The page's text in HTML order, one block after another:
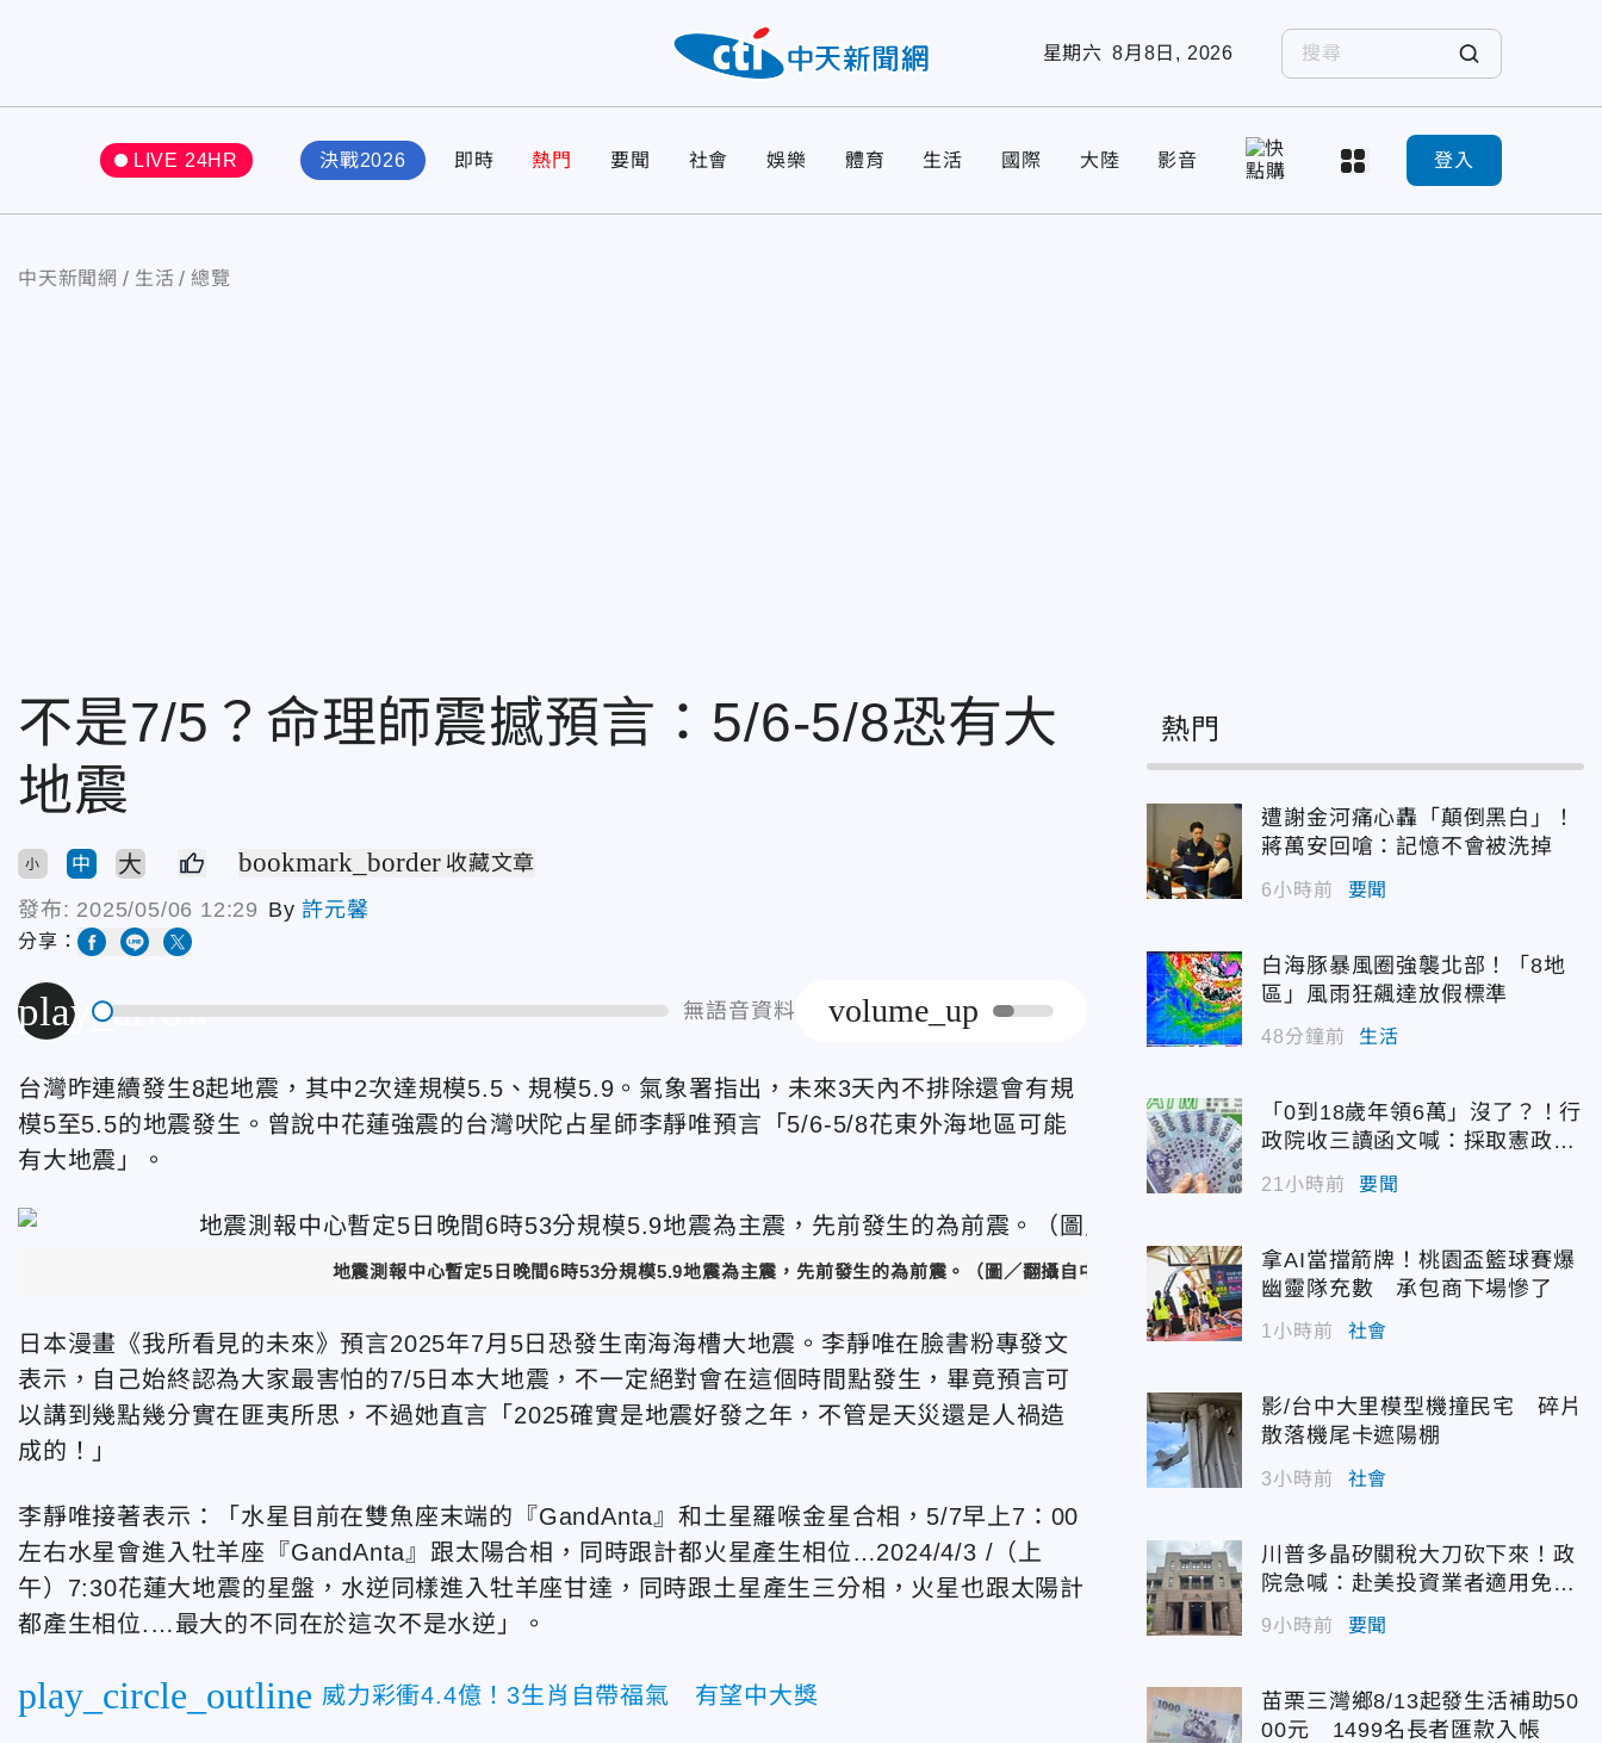
星期六 8月8日, 2026
LIVE 24HR 決戰2026 即時 熱門 要聞 社會 娛樂 體育 生活 國際 大陸 影音 登入
中天新聞網 生活 總覽
不是7/5？命理師震撼預言：5/6-5/8恐有大
地震
小 中 大 bookmark_border 收藏文章
發布: 2025/05/06 12:29 By許元馨
分享：
play_arrow 無語音資料 volume_up
台灣昨連續發生8起地震，其中2次達規模5.5、規模5.9。氣象署指出，未來3天內不排除還會有規
模5至5.5的地震發生。曾說中花蓮強震的台灣吠陀占星師李靜唯預言「5/6-5/8花東外海地區可能
有大地震」。
地震測報中心暫定5日晚間6時53分規模5.9地震為主震，先前發生的為前震。（圖／翻攝自中央氣象署官網）
日本漫畫《我所看見的未來》預言2025年7月5日恐發生南海海槽大地震。李靜唯在臉書粉專發文
表示，自己始終認為大家最害怕的7/5日本大地震，不一定絕對會在這個時間點發生，畢竟預言可
以講到幾點幾分實在匪夷所思，不過她直言「2025確實是地震好發之年，不管是天災還是人禍造
成的！」
李靜唯接著表示：「 水星目前在雙魚座末端的『GandAnta』和土星羅喉金星合相，5/7早上7：00
左右水星會進入牡羊座『GandAnta』 跟太陽合相，同時跟計都火星產生相位…2024/4/3 /（上
午）7:30花蓮大地震的星盤，水逆同樣進入牡羊座甘達，同時跟土星產生三分相，火星也跟太陽計
都產生相位.…最大的不同在於這次不是水逆」。
play_circle_outline 威力彩衝4.4億！3生肖自帶福氣 有望中大獎
熱門
遭謝金河痛心轟「顛倒黑白」！
蔣萬安回嗆：記憶不會被洗掉
6小時前 要聞
白海豚暴風圈強襲北部！「8地
區」風雨狂飆達放假標準
48分鐘前 生活
「0到18歲年領6萬」沒了？！行
政院收三讀函文喊：採取憲政作
21小時前 要聞
拿AI當擋箭牌！桃園盃籃球賽爆
幽靈隊充數 承包商下場慘了
1小時前 社會
影/台中大里模型機撞民宅 碎片
散落機尾卡遮陽棚
3小時前 社會
川普多晶矽關稅大刀砍下來！政
院急喊：赴美投資業者適用免稅
配額
9小時前 要聞
苗栗三灣鄉8/13起發生活補助50
00元 1499名長者匯款入帳